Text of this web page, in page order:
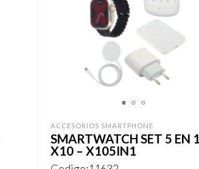
ACCESORIOS SMARTPHONE
SMARTWATCH SET 5 EN 1
X10 – X105IN1